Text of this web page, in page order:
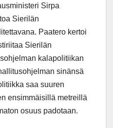
Sirpa
Sierilän
Paatero kertoi
Sierilän
kalapolitiikan
sinänsä
saa suuren
ensimmäisillä metreillä
osuus padotaan.